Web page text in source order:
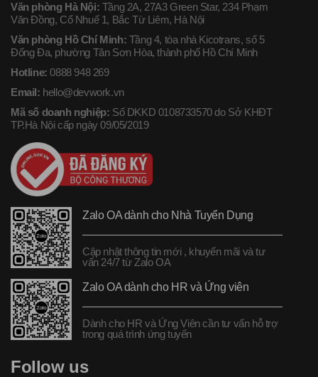
Văn phòng Hà Nội: Tầng 2A, 27A3 Green Star, 234 Phạm
Văn Đồng, Cổ Nhuế 1, Bắc Từ Liêm, Hà Nội
Văn phòng Hồ Chí Minh: Tầng 4, tòa nhà Kicotrans, số 5
Đống Đa, phường Tân Sơn Hòa, thành phố Hồ Chí Minh
Hotline: 0888 948 269
Email: hello@devwork.vn
Mã số doanh nghiệp: Số DKKD 0108733570 do Sở KHĐT
TP.Hà Nội cấp ngày 09/05/2019
Zalo OA dành cho Nhà Tuyển Dụng
Cập nhật thông tin mới , khuyến mãi và tư
vấn 24/7 từ Zalo OA
Zalo OA dành cho HR và Ứng viên
Dành cho HR và Ứng Viên cần tư vấn hỗ trợ
trong quá trình ứng tuyển
Follow us